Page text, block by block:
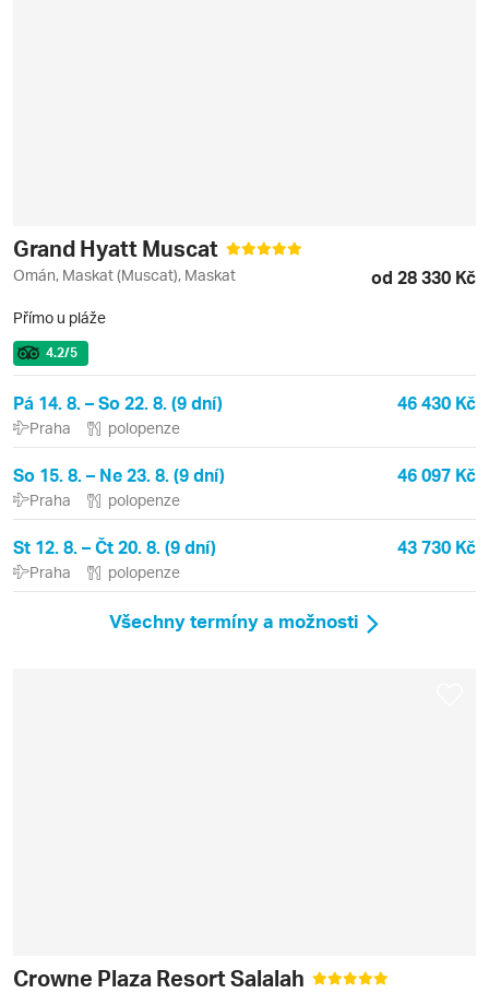
Grand Hyatt Muscat
Omán, Maskat (Muscat), Maskat od 28 330 Kč
Přímo u pláže
4.2/5
Pá 14. 8. – So 22. 8. (9 dní) 46 430 Kč
Praha polopenze
So 15. 8. – Ne 23. 8. (9 dní) 46 097 Kč
Praha polopenze
St 12. 8. – Čt 20. 8. (9 dní) 43 730 Kč
Praha polopenze
Všechny termíny a možnosti
Crowne Plaza Resort Salalah